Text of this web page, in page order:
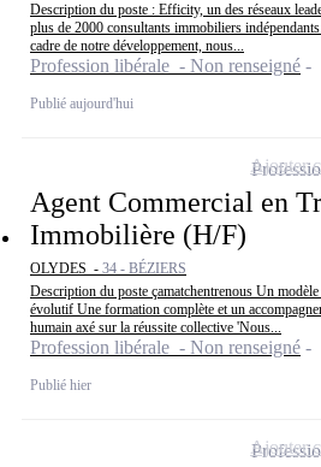
Description du poste : Efficity, un des réseaux
plus de 2000 consultants immobiliers
cadre de notre développement, nous...
Profession libérale - Non renseigné
Publié aujourd'hui
Agent Commercial en
Immobilière (H/F)
OLYDES - 34 - BÉZIERS
Description du poste çamatchentrenous Un
évolutif Une formation complète et un
humain axé sur la réussite collective 'Nous...
Profession libérale - Non renseigné
Publié hier
Ajouter
Ajouter